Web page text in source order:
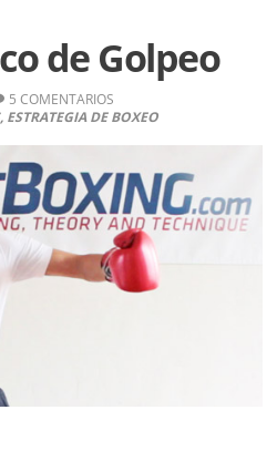
golpes
asesinade Golpeo
, ESTRATEGIA DE BOXEO
5 COMENTARIOS